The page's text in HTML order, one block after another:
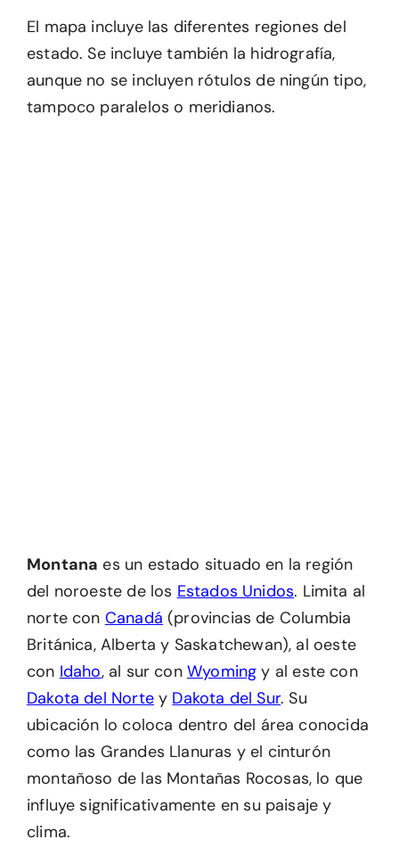
El mapa incluye las diferentes regiones del
estado. Se incluye también la hidrografía,
aunque no se incluyen rótulos de ningún tipo,
tampoco paralelos o meridianos.
Montana es un estado situado en la región
del noroeste de los Estados Unidos. Limita al
norte con Canadá (provincias de Columbia
Británica, Alberta y Saskatchewan), al oeste
con Idaho, al sur con Wyoming y al este con
Dakota del Nortey Dakota del Sur. Su
ubicación lo coloca dentro del área conocida
como las Grandes Llanuras y el cinturón
montañoso de las Montañas Rocosas, lo que
influye significativamente en su paisaje y
clima.